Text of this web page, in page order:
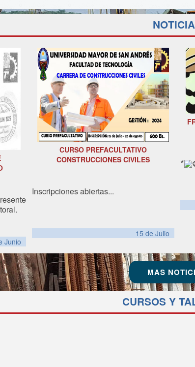
Junio
CURSO PREFACULTATIVO
CONSTRUCCIONES CIVILES
Inscripciones abiertas...
15 de Julio
*
MAS
CURSOS Y